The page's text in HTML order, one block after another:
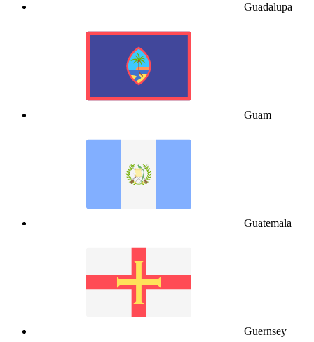
Guadalupa
Guam
Guatemala
Guernsey